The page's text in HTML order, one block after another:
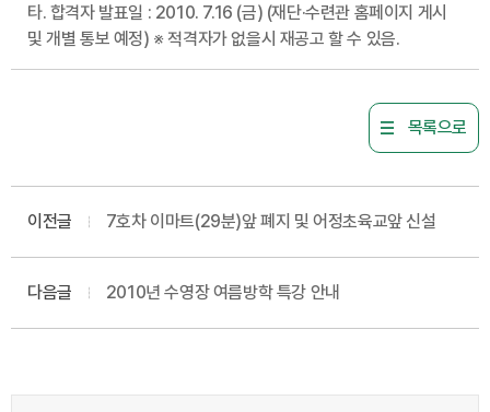
타. 합격자 발표일 : 2010. 7.16 (금) (재단·수련관 홈페이지 게시
및 개별 통보 예정) ※ 적격자가 없을시 재공고 할 수 있음.
목록으로
이전글 7호차 이마트(29분)앞 폐지 및 어정초육교앞 신설
다음글 2010년 수영장 여름방학 특강 안내